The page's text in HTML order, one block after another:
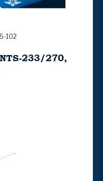
102
233/270,